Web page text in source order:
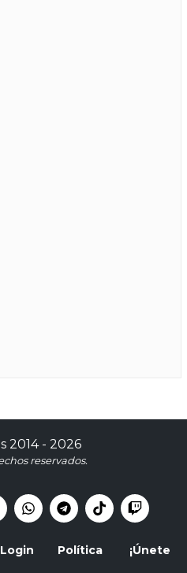
2014 - 2026
reservados.
Login Política ¡Únete